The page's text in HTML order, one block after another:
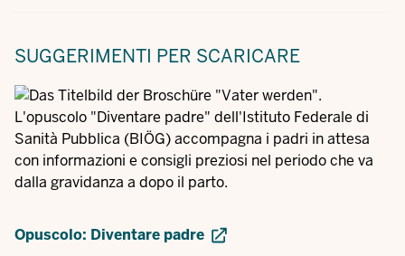
SUGGERIMENTI PER SCARICARE
L'opuscolo "Diventare padre" dell'Istituto Federale di
Sanità Pubblica (BIÖG) accompagna i padri in attesa
con informazioni e consigli preziosi nel periodo che va
dalla gravidanza a dopo il parto.
Opuscolo: Diventare padre